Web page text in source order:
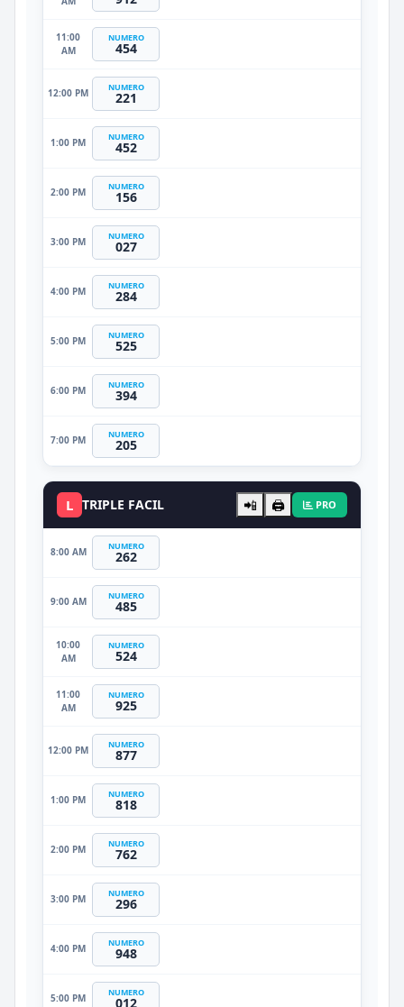
11:00
AM
NUMERO
454
12:00 PM NUMERO
221
1:00 PM NUMERO
452
2:00 PM NUMERO
156
3:00 PM NUMERO
027
4:00 PM NUMERO
284
5:00 PM NUMERO
525
6:00 PM NUMERO
394
7:00 PM NUMERO
205
L TRIPLE FACIL 📲 🖨️ PRO
8:00 AM NUMERO
262
9:00 AM NUMERO
485
10:00
AM
NUMERO
524
11:00
AM
NUMERO
925
12:00 PM NUMERO
877
1:00 PM NUMERO
818
2:00 PM NUMERO
762
3:00 PM NUMERO
296
4:00 PM NUMERO
948
5:00 PM NUMERO
012